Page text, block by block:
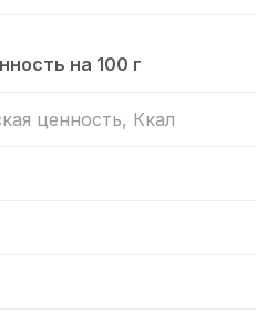
на 100 г
ценность, Ккал